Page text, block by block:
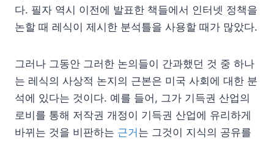
다. 필자 역시 이전에 발표한 책들에서 인터넷 정책을
논할 때 레식이 제시한 분석틀을 사용할 때가 많았다.
그러나 그동안 그러한 논의들이 간과했던 것 중 하나
는 레식의 사상적 논지의 근본은 미국 사회에 대한 분
석에 있다는 것이다. 예를 들어, 그가 기득권 산업의
로비를 통해 저작권 개정이 기득권 산업에 유리하게
바뀌는 것을 비판하는 근거 는 그것이 지식의 공유를